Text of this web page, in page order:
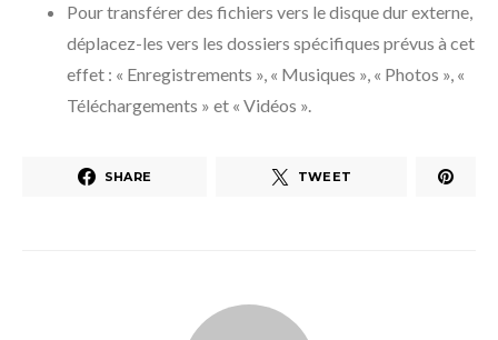
Pour transférer des fichiers vers le disque dur externe,
déplacez-les vers les dossiers spécifiques prévus à cet
effet : « Enregistrements », « Musiques », « Photos », «
Téléchargements » et « Vidéos ».
SHARE TWEET